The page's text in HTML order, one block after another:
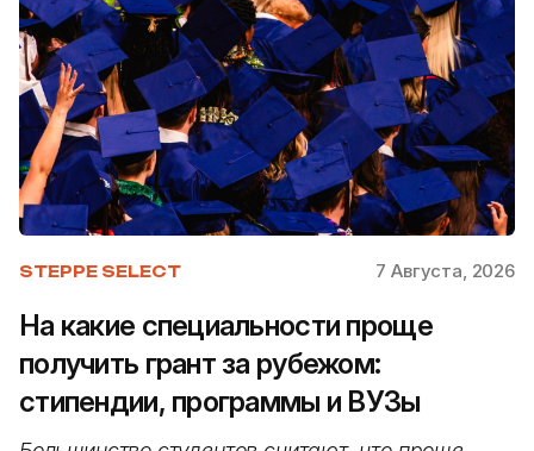
STEPPE SELECT 7 Августа, 2026
На какие специальности проще
получить грант за рубежом:
стипендии, программы и ВУЗы